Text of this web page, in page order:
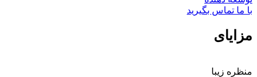
با ما تماس بگیرید
مزایای
منظره زیبا